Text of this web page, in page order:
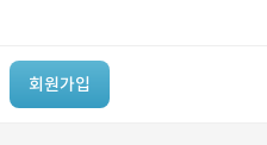
회원가입